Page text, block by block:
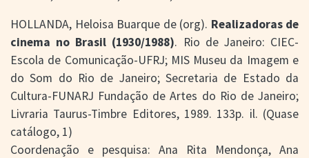
HOLLANDA, Heloisa Buarque de (org). Realizadoras de
cinema no Brasil (1930/1988). Rio de Janeiro: CIEC-
Escola de Comunicação-UFRJ; MIS Museu da Imagem e
do Som do Rio de Janeiro; Secretaria de Estado da
Cultura-FUNARJ Fundação de Artes do Rio de Janeiro;
Livraria Taurus-Timbre Editores, 1989. 133p. il. (Quase
catálogo, 1)
Coordenação e pesquisa: Ana Rita Mendonça, Ana